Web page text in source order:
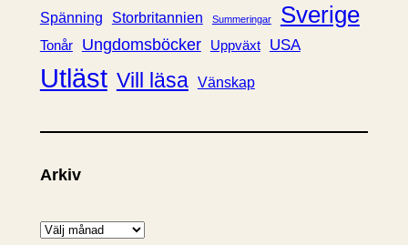
Spänning Storbritannien Summeringar Sverige
Tonår Ungdomsböcker Uppväxt USA
Utläst Vill läsa Vänskap
Arkiv
A